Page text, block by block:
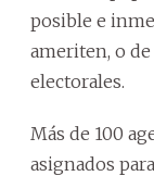
posible e
ameriten, o
electorales.
Más de 100
asignados